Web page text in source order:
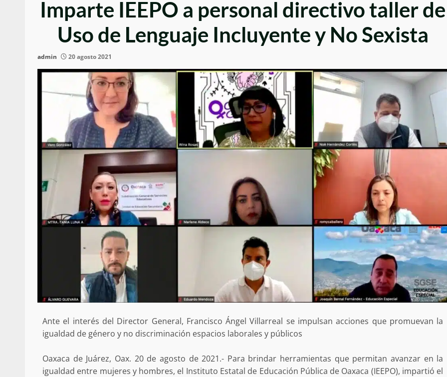
Imparte IEEPO a personal directivo taller de
Uso de Lenguaje Incluyente y No Sexista
admin 20 agosto 2021
Ante el interés del Director General, Francisco Ángel Villarreal se impulsan acciones que promuevan la
igualdad de género y no discriminación espacios laborales y públicos
Oaxaca de Juárez, Oax. 20 de agosto de 2021.- Para brindar herramientas que permitan avanzar en la
igualdad entre mujeres y hombres, el Instituto Estatal de Educación Pública de Oaxaca (IEEPO), impartió el